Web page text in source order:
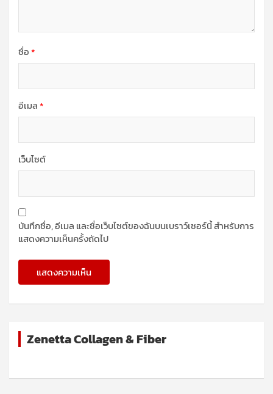
ชื่อ*
อีเมล*
เว็บไซต์
บันทึกชื่อ, อีเมล และชื่อเว็บไซต์ของฉันบนเบราว์เซอร์นี้ สำหรับการ
แสดงความเห็นครั้งถัดไป
Zenetta Collagen & Fiber